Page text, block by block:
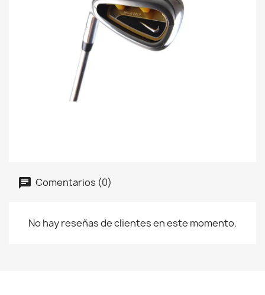
Comentarios (0)
No hay reseñas de clientes en este momento.